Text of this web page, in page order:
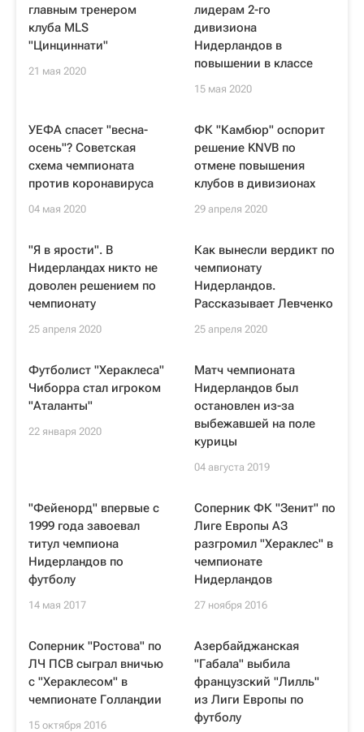
главным тренером
клуба MLS
"Цинциннати"
21 мая 2020
лидерам 2-го
дивизиона
Нидерландов в
повышении в классе
15 мая 2020
УЕФА спасет "весна-
осень"? Советская
схема чемпионата
против коронавируса
04 мая 2020
ФК "Камбюр" оспорит
решение KNVB по
отмене повышения
клубов в дивизионах
29 апреля 2020
"Я в ярости". В
Нидерландах никто не
доволен решением по
чемпионату
25 апреля 2020
Как вынесли вердикт по
чемпионату
Нидерландов.
Рассказывает Левченко
25 апреля 2020
Футболист "Хераклеса"
Чиборра стал игроком
"Аталанты"
22 января 2020
Матч чемпионата
Нидерландов был
остановлен из-за
выбежавшей на поле
курицы
04 августа 2019
"Фейенорд" впервые с
1999 года завоевал
титул чемпиона
Нидерландов по
футболу
14 мая 2017
Соперник ФК "Зенит" по
Лиге Европы АЗ
разгромил "Хераклес" в
чемпионате
Нидерландов
27 ноября 2016
Соперник "Ростова" по
ЛЧ ПСВ сыграл вничью
с "Хераклесом" в
чемпионате Голландии
15 октября 2016
Азербайджанская
"Габала" выбила
французский "Лилль"
из Лиги Европы по
футболу